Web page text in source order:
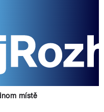
místě